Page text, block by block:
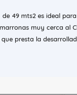
49 mts2 es ideal
muy cerca al
presta la